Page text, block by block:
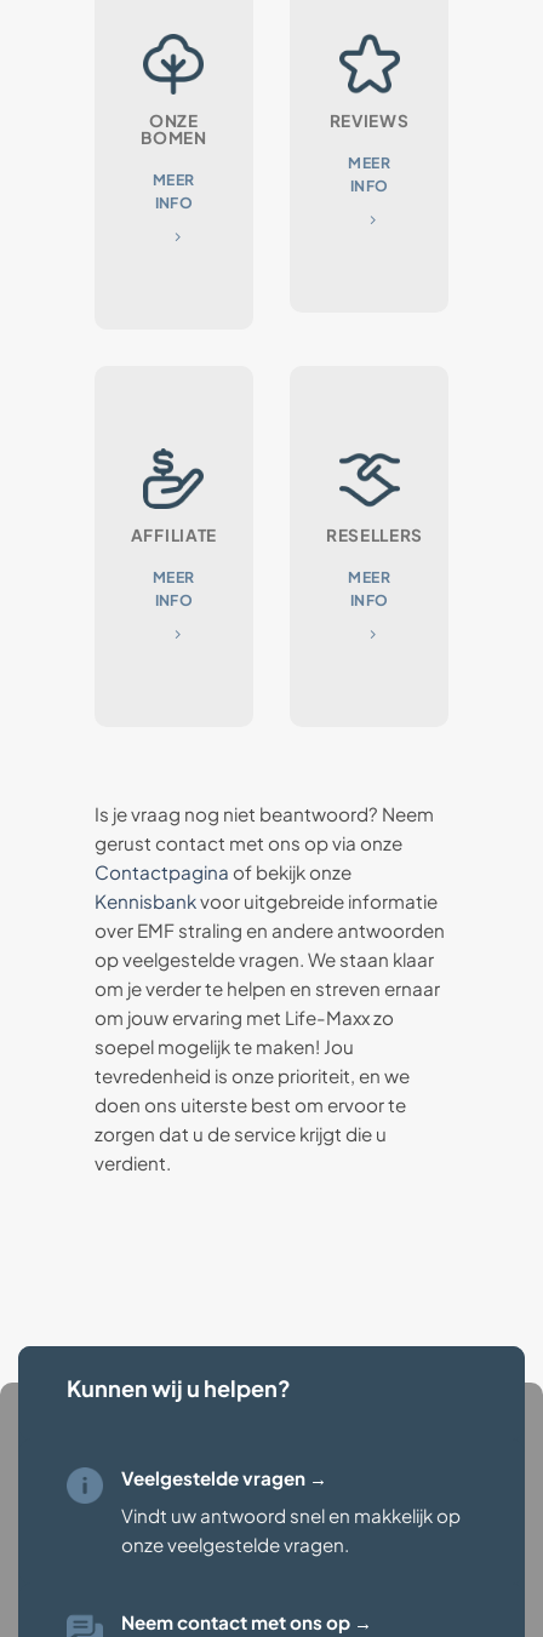
ONZE
BOMEN
MEER
INFO
REVIEWS
MEER
INFO
AFFILIATE
MEER
INFO
RESELLERS
MEER
INFO
Is je vraag nog niet beantwoord? Neem
gerust contact met ons op via onze
Contactpagina of bekijk onze
Kennisbankvoor uitgebreide informatie
over EMF straling en andere antwoorden
op veelgestelde vragen. We staan klaar
om je verder te helpen en streven ernaar
om jouw ervaring met Life-Maxx zo
soepel mogelijk te maken! Jou
tevredenheid is onze prioriteit, en we
doen ons uiterste best om ervoor te
zorgen dat u de service krijgt die u
verdient.
Kunnen wij u helpen?
Veelgestelde vragen →
Vindt uw antwoord snel en makkelijk op
onze veelgestelde vragen.
Neem contact met ons op →